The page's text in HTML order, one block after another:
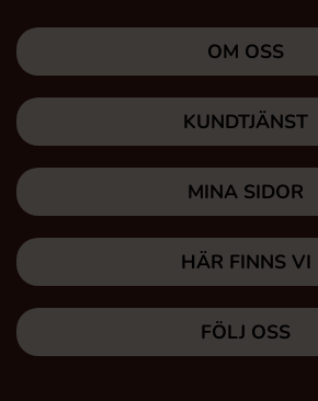
OM OSS
KUNDTJÄNST
MINA SIDOR
HÄR FINNS VI
FÖLJ OSS